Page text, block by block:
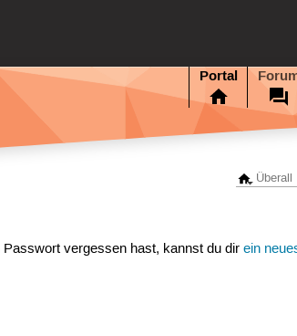
Portal
Passwort vergessen hast, kannst du direin